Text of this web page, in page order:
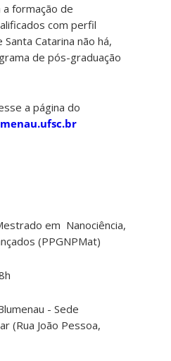
formação de
com perfil
Catarina não há,
de pós-graduação
a página do
em Nanociência,
(PPGNPMat)
- Sede
(Rua João Pessoa,